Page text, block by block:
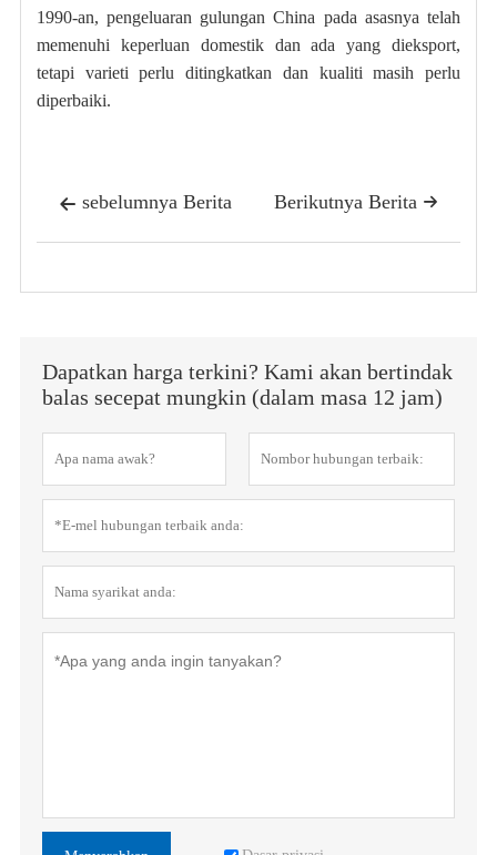
1990-an, pengeluaran gulungan China pada asasnya telah
memenuhi keperluan domestik dan ada yang dieksport,
tetapi varieti perlu ditingkatkan dan kualiti masih perlu
diperbaiki.
 sebelumnya Berita 
Berikutnya Berita
Dapatkan harga terkini? Kami akan bertindak
balas secepat mungkin (dalam masa 12 jam)